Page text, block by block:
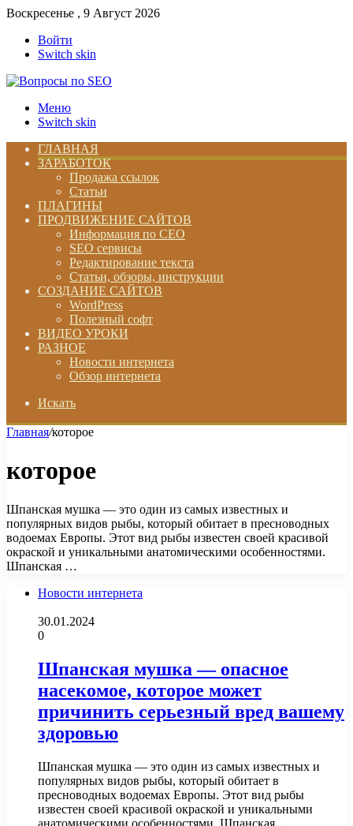
Воскресенье , 9 Август 2026
Войти
Switch skin
Меню
Switch skin
ГЛАВНАЯ
ЗАРАБОТОК
Продажа ссылок
Статьи
ПЛАГИНЫ
ПРОДВИЖЕНИЕ САЙТОВ
Информация по СЕО
SEO сервисы
Редактирование текста
Статьи, обзоры, инструкции
СОЗДАНИЕ САЙТОВ
WordPress
Полезный софт
ВИДЕО УРОКИ
РАЗНОЕ
Новости интернета
Обзор интернета
Искать
Главная/которое
которое
Шпанская мушка — это один из самых известных и
популярных видов рыбы, который обитает в пресноводных
водоемах Европы. Этот вид рыбы известен своей красивой
окраской и уникальными анатомическими особенностями.
Шпанская …
Новости интернета
30.01.2024
0
Шпанская мушка — опасное
насекомое, которое может
причинить серьезный вред вашему
здоровью
Шпанская мушка — это один из самых известных и
популярных видов рыбы, который обитает в
пресноводных водоемах Европы. Этот вид рыбы
известен своей красивой окраской и уникальными
анатомическими особенностями. Шпанская…